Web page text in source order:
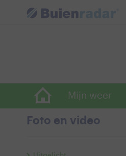
Mijn weer
Foto en video